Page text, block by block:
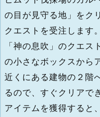
の目が見守る地」をク
クエストを受注します。
「神の息吹」のクエ
の小さなボックスから
近くにある建物の２階
るので、すぐクリアで
アイテムを獲得すると